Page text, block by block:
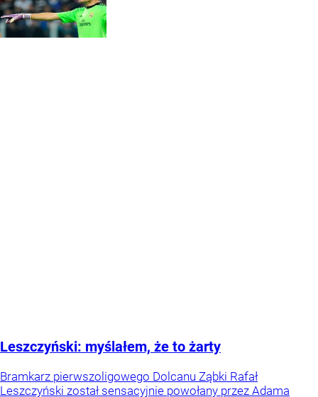
Leszczyński: myślałem, że to żarty
Bramkarz pierwszoligowego Dolcanu Ząbki Rafał
Leszczyński został sensacyjnie powołany przez Adama